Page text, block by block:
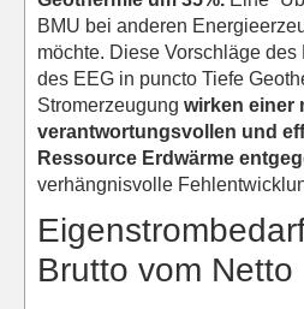
BMU bei anderen
möchte. Diese Vorschläge
des EEG in puncto Tiefe
Stromerzeugung wirken einer
verantwortungsvollen und
Ressource Erdwärme
verhängnisvolle
Brutto vom Netto